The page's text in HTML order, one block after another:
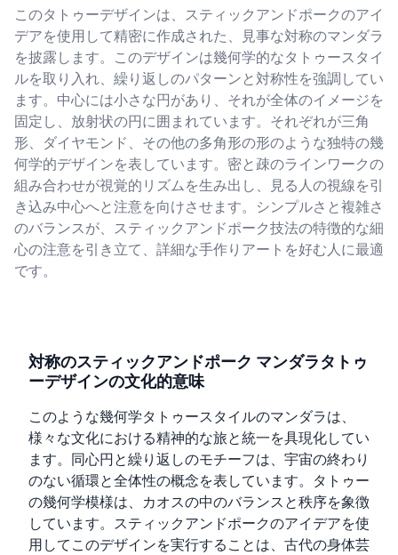
このタトゥーデザインは、スティックアンドポークのアイ
デアを使用して精密に作成された、見事な対称のマンダラ
を披露します。このデザインは幾何学的なタトゥースタイ
ルを取り入れ、繰り返しのパターンと対称性を強調してい
ます。中心には小さな円があり、それが全体のイメージを
固定し、放射状の円に囲まれています。それぞれが三角
形、ダイヤモンド、その他の多角形の形のような独特の幾
何学的デザインを表しています。密と疎のラインワークの
組み合わせが視覚的リズムを生み出し、見る人の視線を引
き込み中心へと注意を向けさせます。シンプルさと複雑さ
のバランスが、スティックアンドポーク技法の特徴的な細
心の注意を引き立て、詳細な手作りアートを好む人に最適
です。
対称のスティックアンドポーク マンダラタトゥ
ーデザインの文化的意味
このような幾何学タトゥースタイルのマンダラは、
様々な文化における精神的な旅と統一を具現化してい
ます。同心円と繰り返しのモチーフは、宇宙の終わり
のない循環と全体性の概念を表しています。タトゥー
の幾何学模様は、カオスの中のバランスと秩序を象徴
しています。スティックアンドポークのアイデアを使
用してこのデザインを実行することは、古代の身体芸